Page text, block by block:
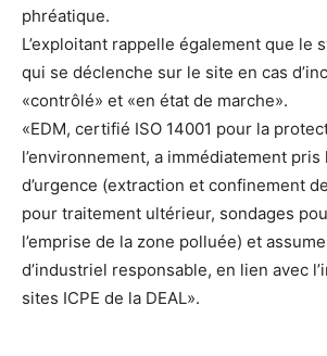
phréatique.
L’exploitant rappelle également que le
qui se déclenche sur le site en cas
«contrôlé» et «en état de marche».
«EDM, certifié ISO 14001 pour la
l’environnement, a immédiatement pris
d’urgence (extraction et confinement
pour traitement ultérieur, sondages
l’emprise de la zone polluée) et
d’industriel responsable, en lien avec
sites ICPE de la DEAL».